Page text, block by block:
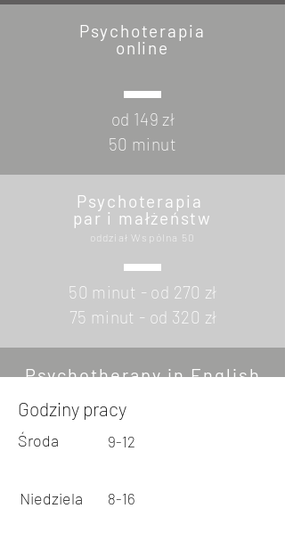
Psychoterapia
online
od 149 zł
50 minut
Psychoterapia
par i małżeństw
oddział Wspólna 50
50 minut - od 270 zł
75 minut - od 320 zł
Psychotherapy in English
Godziny pracy
Środa 9-12
Niedziela 8-16